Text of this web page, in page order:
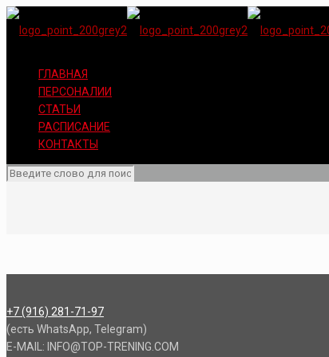
ГЛАВНАЯ
ПЕРСОНАЛИИ
СТАТЬИ
РАСПИСАНИЕ
КОНТАКТЫ
+7 (916) 281-71-97
(есть WhatsApp, Telegram)
E-MAIL: INFO@TOP-TRENING.COM